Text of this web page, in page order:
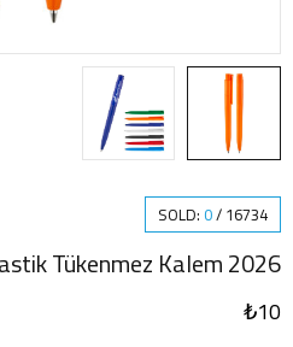
SOLD: 0/16734
2026 Turuncu Plastik Tükenmez Kalem
₺10